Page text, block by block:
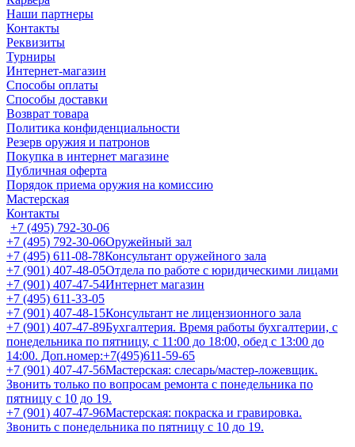
Наши партнеры
Контакты
Реквизиты
Турниры
Интернет-магазин
Способы оплаты
Способы доставки
Возврат товара
Политика конфиденциальности
Резерв оружия и патронов
Покупка в интернет магазине
Публичная оферта
Порядок приема оружия на комиссию
Мастерская
Контакты
+7 (495) 792-30-06
+7 (495) 792-30-06Оружейный зал
+7 (495) 611-08-78Консультант оружейного зала
+7 (901) 407-48-05Отдела по работе с юридическими лицами
+7 (901) 407-47-54Интернет магазин
+7 (495) 611-33-05
+7 (901) 407-48-15Консультант не лицензионного зала
+7 (901) 407-47-89Бухгалтерия. Время работы бухгалтерии, с
понедельника по пятницу, с 11:00 до 18:00, обед с 13:00 до
14:00. Доп.номер:+7(495)611-59-65
+7 (901) 407-47-56Мастерская: слесарь/мастер-ложевщик.
Звонить только по вопросам ремонта с понедельника по
пятницу с 10 до 19.
+7 (901) 407-47-96Мастерская: покраска и гравировка.
Звонить с понедельника по пятницу с 10 до 19.